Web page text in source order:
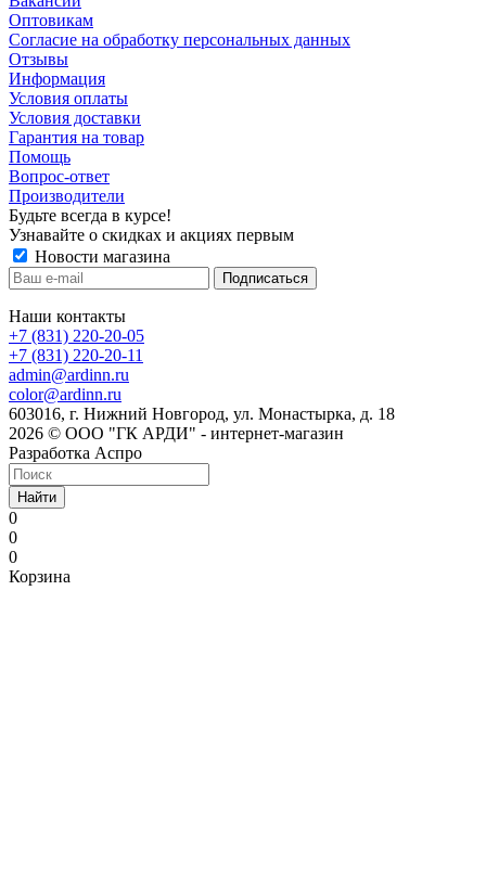
Оптовикам
Cогласие на обработку персональных данных
Отзывы
Информация
Условия оплаты
Условия доставки
Гарантия на товар
Помощь
Вопрос-ответ
Производители
Будьте всегда в курсе!
Узнавайте о скидках и акциях первым
Новости магазина
Наши контакты
+7 (831) 220-20-05
+7 (831) 220-20-11
admin@ardinn.ru
color@ardinn.ru
603016, г. Нижний Новгород, ул. Монастырка, д. 18
2026 © ООО "ГК АРДИ" - интернет-магазин
Разработка Аспро
Найти
0
0
0
Корзина